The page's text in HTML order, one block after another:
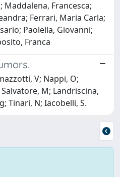
Francesca;
Ferrari, Maria Carla;
Paolella, Giovanni;
Franca
V; Nappi, O;
M; Landriscina,
Tinari, N; Iacobelli, S.